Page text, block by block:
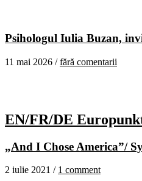
Psihologul Iulia Buzan,
11 mai 2026 /fără comentarii
EN/FR/DE
„And I Chose America”/
2 iulie 2021 / 1 comment